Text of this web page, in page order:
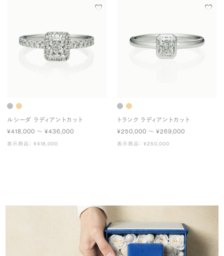
ルシーダ ラディアントカット
¥418,000 〜 ¥436,000
表示商品： ¥418,000
トランク ラディアントカット
¥250,000 〜 ¥269,000
表示商品： ¥250,000